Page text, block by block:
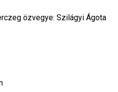
özvegye: Szilágyi Ágota